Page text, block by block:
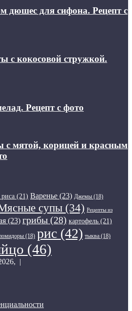
дюшес для сифона. Рецепт с
с кокосовой стружкой.
Рецепт с фото
с мятой, корицей и красным
(21) Варенье (23) Джемы (18)
супы (34) Рецепты из
(23) грибы (28) картофель (21)
(18) рис (42) тыква (18)
(46)
|